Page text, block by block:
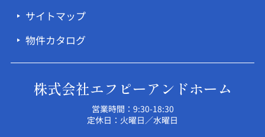
サイトマップ
物件カタログ
株式会社エフピーアンドホーム
営業時間：9:30-18:30
定休日：火曜日／水曜日